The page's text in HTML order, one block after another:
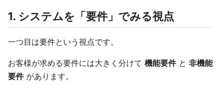
1. システムを「要件」でみる視点
一つ目は要件という視点です。
お客様が求める要件には大きく分けて 機能要件と 非機能
要件があります。